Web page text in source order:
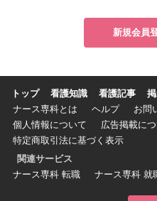
新規会員
トップ 看護知識 看護記事
ナース専科とは
ヘルプ お問
個人情報について
広告掲載に
特定商取引法に基づく表示
関連サービス
ナース専科 転職
ナース専科 就